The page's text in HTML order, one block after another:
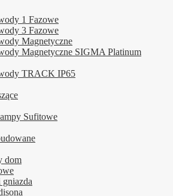
1 Fazowe
3 Fazowe
Magnetyczne
Magnetyczne SIGMA Platinum
TRACK IP65
Sufitowe
dom
gniazda